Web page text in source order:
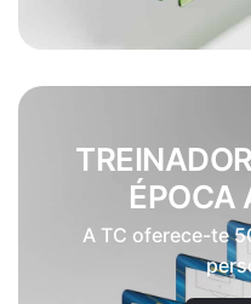
ÉPOCA
A TC oferece-te